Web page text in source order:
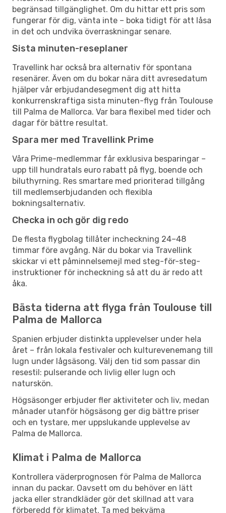
begränsad tillgänglighet. Om du hittar ett pris som
fungerar för dig, vänta inte – boka tidigt för att låsa
in det och undvika överraskningar senare.
Sista minuten-reseplaner
Travellink har också bra alternativ för spontana
resenärer. Även om du bokar nära ditt avresedatum
hjälper vår erbjudandesegment dig att hitta
konkurrenskraftiga sista minuten-flyg från Toulouse
till Palma de Mallorca. Var bara flexibel med tider och
dagar för bättre resultat.
Spara mer med Travellink Prime
Våra Prime-medlemmar får exklusiva besparingar –
upp till hundratals euro rabatt på flyg, boende och
biluthyrning. Res smartare med prioriterad tillgång
till medlemserbjudanden och flexibla
bokningsalternativ.
Checka in och gör dig redo
De flesta flygbolag tillåter incheckning 24–48
timmar före avgång. När du bokar via Travellink
skickar vi ett påminnelsemejl med steg-för-steg-
instruktioner för incheckning så att du är redo att
åka.
Bästa tiderna att flyga från Toulouse till
Palma de Mallorca
Spanien erbjuder distinkta upplevelser under hela
året – från lokala festivaler och kulturevenemang till
lugn under lågsäsong. Välj den tid som passar din
resestil: pulserande och livlig eller lugn och
naturskön.
Högsäsonger erbjuder fler aktiviteter och liv, medan
månader utanför högsäsong ger dig bättre priser
och en tystare, mer uppslukande upplevelse av
Palma de Mallorca.
Klimat i Palma de Mallorca
Kontrollera väderprognosen för Palma de Mallorca
innan du packar. Oavsett om du behöver en lätt
jacka eller strandkläder gör det skillnad att vara
förberedd för klimatet. Ta med bekväma